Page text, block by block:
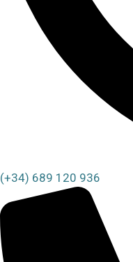
(+34) 689 120 936